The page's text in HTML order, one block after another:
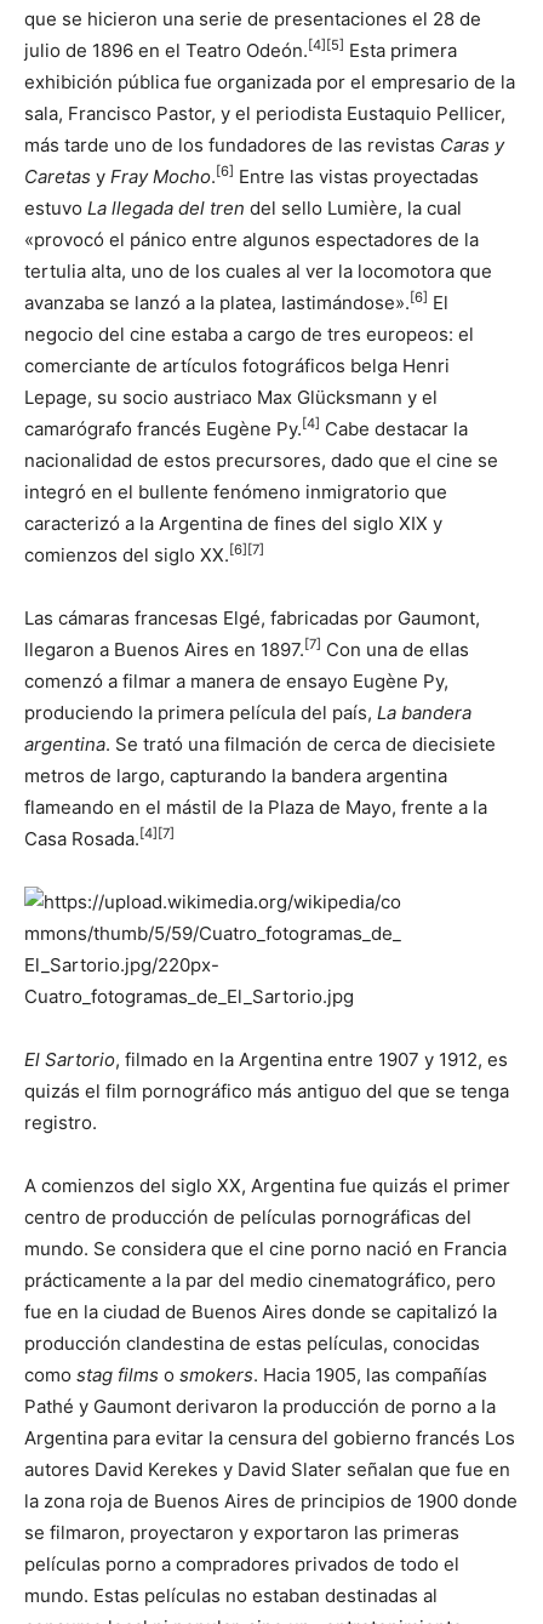
que se hicieron una serie de presentaciones el 28 de
julio de 1896 en el Teatro Odeón. [4] [5] ​ Esta primera
exhibición pública fue organizada por el empresario de la
sala, Francisco Pastor, y el periodista Eustaquio Pellicer,
más tarde uno de los fundadores de las revistas Caras y
Caretas y Fray Mocho. [6] ​ Entre las vistas proyectadas
estuvo La llegada del tren del sello Lumière, la cual
«provocó el pánico entre algunos espectadores de la
tertulia alta, uno de los cuales al ver la locomotora que
avanzaba se lanzó a la platea, lastimándose». [6] ​ El
negocio del cine estaba a cargo de tres europeos: el
comerciante de artículos fotográficos belga Henri
Lepage, su socio austriaco Max Glücksmann y el
camarógrafo francés Eugène Py. [4] ​ Cabe destacar la
nacionalidad de estos precursores, dado que el cine se
integró en el bullente fenómeno inmigratorio que
caracterizó a la Argentina de fines del siglo XIX y
comienzos del siglo XX. [6] [7]
Las cámaras francesas Elgé, fabricadas por Gaumont,
llegaron a Buenos Aires en 1897. [7] ​ Con una de ellas
comenzó a filmar a manera de ensayo Eugène Py,
produciendo la primera película del país, La bandera
argentina. Se trató una filmación de cerca de diecisiete
metros de largo, capturando la bandera argentina
flameando en el mástil de la Plaza de Mayo, frente a la
Casa Rosada. [4] [7]
El Sartorio, filmado en la Argentina entre 1907 y 1912, es
quizás el film pornográfico más antiguo del que se tenga
registro.
A comienzos del siglo XX, Argentina fue quizás el primer
centro de producción de películas pornográficas del
mundo.​​ Se considera que el cine porno nació en Francia
prácticamente a la par del medio cinematográfico, pero
fue en la ciudad de Buenos Aires donde se capitalizó la
producción clandestina de estas películas, conocidas
como stag films o smokers.​ Hacia 1905,​ las compañías
Pathé y Gaumont derivaron la producción de porno a la
Argentina para evitar la censura del gobierno francés​ Los
autores David Kerekes y David Slater señalan que fue en
la zona roja de Buenos Aires de principios de 1900 donde
se filmaron, proyectaron y exportaron las primeras
películas porno a compradores privados de todo el
mundo.​ Estas películas no estaban destinadas al